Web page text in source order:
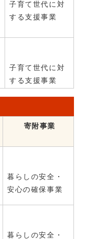
子育て世代に対
する支援事業
子育て世代に対
する支援事業
寄附事業
暮らしの安全・
安心の確保事業
暮らしの安全・